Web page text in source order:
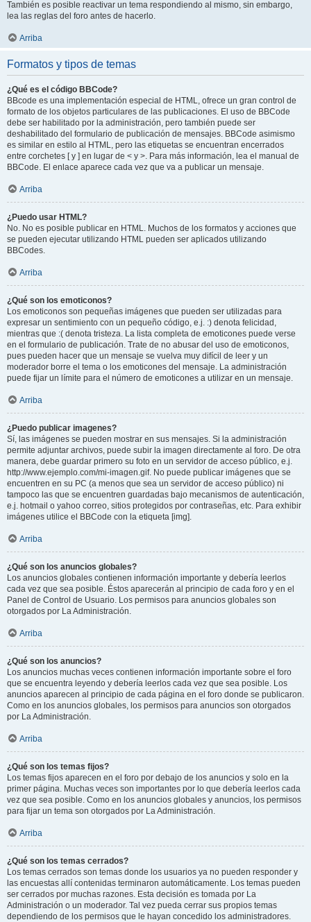
También es posible reactivar un tema respondiendo al mismo, sin embargo,
lea las reglas del foro antes de hacerlo.
Arriba
Formatos y tipos de temas
¿Qué es el código BBCode?
BBcode es una implementación especial de HTML, ofrece un gran control de
formato de los objetos particulares de las publicaciones. El uso de BBCode
debe ser habilitado por la administración, pero también puede ser
deshabilitado del formulario de publicación de mensajes. BBCode asimismo
es similar en estilo al HTML, pero las etiquetas se encuentran encerrados
entre corchetes [ y ] en lugar de < y >. Para más información, lea el manual de
BBCode. El enlace aparece cada vez que va a publicar un mensaje.
Arriba
¿Puedo usar HTML?
No. No es posible publicar en HTML. Muchos de los formatos y acciones que
se pueden ejecutar utilizando HTML pueden ser aplicados utilizando
BBCodes.
Arriba
¿Qué son los emoticonos?
Los emoticonos son pequeñas imágenes que pueden ser utilizadas para
expresar un sentimiento con un pequeño código, e.j. :) denota felicidad,
mientras que :( denota tristeza. La lista completa de emoticones puede verse
en el formulario de publicación. Trate de no abusar del uso de emoticonos,
pues pueden hacer que un mensaje se vuelva muy difícil de leer y un
moderador borre el tema o los emoticones del mensaje. La administración
puede fijar un límite para el número de emoticones a utilizar en un mensaje.
Arriba
¿Puedo publicar imagenes?
Sí, las imágenes se pueden mostrar en sus mensajes. Si la administración
permite adjuntar archivos, puede subir la imagen directamente al foro. De otra
manera, debe guardar primero su foto en un servidor de acceso público, e.j.
http://www.ejemplo.com/mi-imagen.gif. No puede publicar imágenes que se
encuentren en su PC (a menos que sea un servidor de acceso público) ni
tampoco las que se encuentren guardadas bajo mecanismos de autenticación,
e.j. hotmail o yahoo correo, sitios protegidos por contraseñas, etc. Para exhibir
imágenes utilice el BBCode con la etiqueta [img].
Arriba
¿Qué son los anuncios globales?
Los anuncios globales contienen información importante y debería leerlos
cada vez que sea posible. Éstos aparecerán al principio de cada foro y en el
Panel de Control de Usuario. Los permisos para anuncios globales son
otorgados por La Administración.
Arriba
¿Qué son los anuncios?
Los anuncios muchas veces contienen información importante sobre el foro
que se encuentra leyendo y debería leerlos cada vez que sea posible. Los
anuncios aparecen al principio de cada página en el foro donde se publicaron.
Como en los anuncios globales, los permisos para anuncios son otorgados
por La Administración.
Arriba
¿Qué son los temas fijos?
Los temas fijos aparecen en el foro por debajo de los anuncios y solo en la
primer página. Muchas veces son importantes por lo que debería leerlos cada
vez que sea posible. Como en los anuncios globales y anuncios, los permisos
para fijar un tema son otorgados por La Administración.
Arriba
¿Qué son los temas cerrados?
Los temas cerrados son temas donde los usuarios ya no pueden responder y
las encuestas allí contenidas terminaron automáticamente. Los temas pueden
ser cerrados por muchas razones. Esta decisión es tomada por La
Administración o un moderador. Tal vez pueda cerrar sus propios temas
dependiendo de los permisos que le hayan concedido los administradores.